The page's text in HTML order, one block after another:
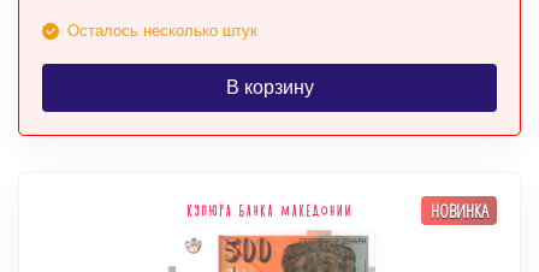
Осталось несколько штук
В корзину
НОВИНКА